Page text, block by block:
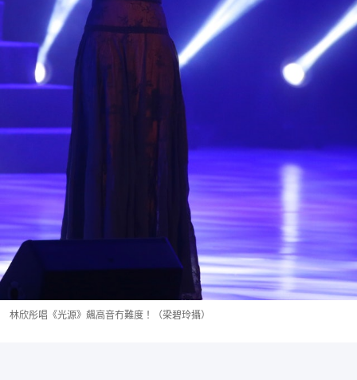
林欣彤唱《光源》飆高音冇難度！（梁碧玲攝）